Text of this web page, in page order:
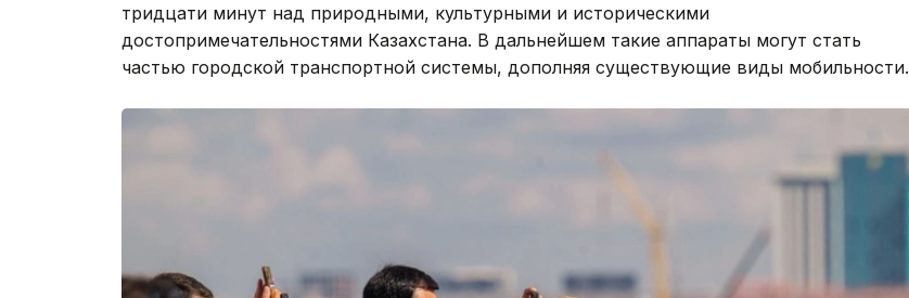
тридцати минут над природными, культурными и историческими
достопримечательностями Казахстана. В дальнейшем такие аппараты могут стать
частью городской транспортной системы, дополняя существующие виды мобильности.